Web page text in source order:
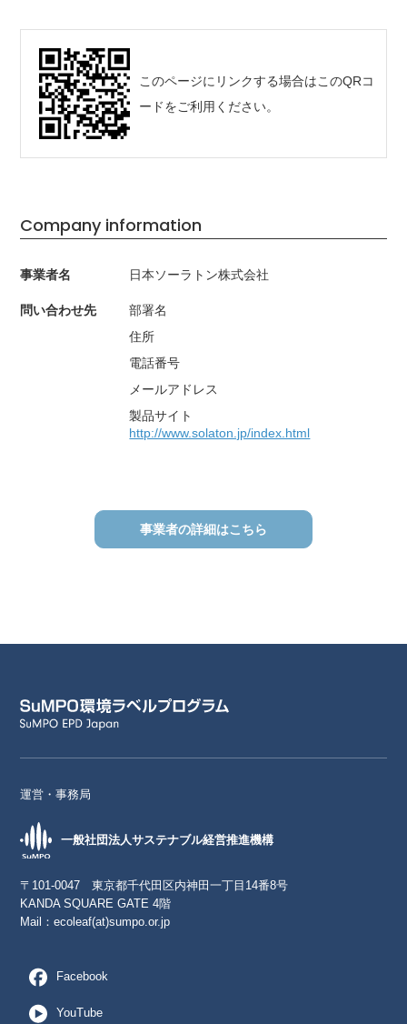
このページにリンクする場合はこのQRコ
ードをご利用ください。
Company information
事業者名 日本ソーラトン株式会社
問い合わせ先
部署名
住所
電話番号
メールアドレス
製品サイト
http://www.solaton.jp/index.html
事業者の詳細はこちら
運営・事務局
一般社団法人サステナブル経営推進機構
〒101-0047 東京都千代田区内神田一丁目14番8号
KANDA SQUARE GATE 4階
Mail：ecoleaf(at)sumpo.or.jp
Facebook
YouTube